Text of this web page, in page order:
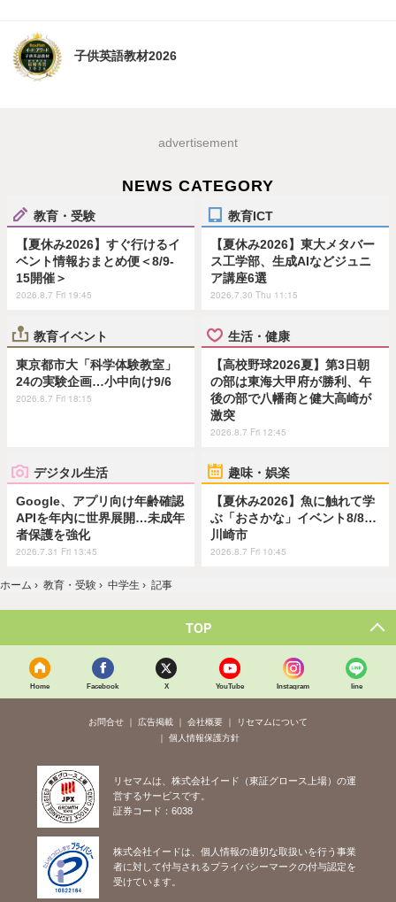
子供英語教材2026
advertisement
NEWS CATEGORY
教育・受験
【夏休み2026】すぐ行けるイ
ベント情報おまとめ便＜8/9-
15開催＞
2026.8.7 Fri 19:45
教育ICT
【夏休み2026】東大メタバー
ス工学部、生成AIなどジュニ
ア講座6選
2026.7.30 Thu 11:15
教育イベント
東京都市大「科学体験教室」
24の実験企画…小中向け9/6
2026.8.7 Fri 18:15
生活・健康
【高校野球2026夏】第3日朝
の部は東海大甲府が勝利、午
後の部で八幡商と健大高崎が
激突
2026.8.7 Fri 12:45
デジタル生活
Google、アプリ向け年齢確認
APIを年内に世界展開…未成年
者保護を強化
2026.7.31 Fri 13:45
趣味・娯楽
【夏休み2026】魚に触れて学
ぶ「おさかな」イベント8/8…
川崎市
2026.8.7 Fri 10:45
ホーム › 教育・受験 › 中学生 › 記事
TOP
Home Facebook X YouTube Instagram line
お問合せ 広告掲載 会社概要
リセマムについて
個人情報保護方針
リセマムは、株式会社イード（東証グロース上場）の運
営するサービスです。
証券コード：6038
株式会社イードは、個人情報の適切な取扱いを行う事業
者に対して付与されるプライバシーマークの付与認定を
受けています。